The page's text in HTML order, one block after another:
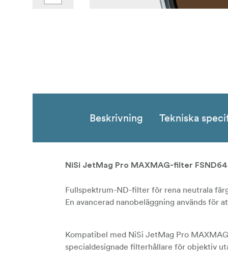
Beskrivning Tekniska
NiSi JetMag Pro MAXMAG-filter
Fullspektrum-ND-filter för rena neutrala
En avancerad nanobeläggning används
Kompatibel med NiSi JetMag Pro
specialdesignade filterhållare för objektiv